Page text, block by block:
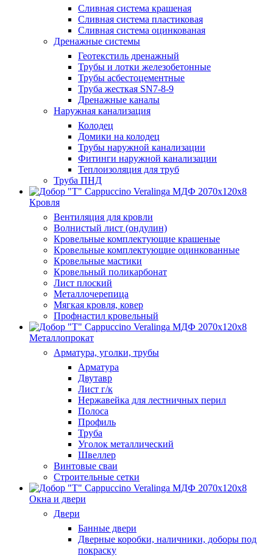
Сливная система крашеная
Сливная система пластиковая
Сливная система оцинкованая
Дренажные системы
Геотекстиль дренажный
Трубы и лотки железобетонные
Трубы асбестоцементные
Труба жесткая SN7-8-9
Дренажные каналы
Наружная канализация
Колодец
Домики на колодец
Трубы наружной канализации
Фитинги наружной канализации
Теплоизоляция для труб
Труба ПНД
Кровля
Вентиляция для кровли
Волнистый лист (ондулин)
Кровельные комплектующие крашеные
Кровельные комплектующие оцинкованные
Кровельные мастики
Кровельный поликарбонат
Лист плоский
Металлочерепица
Мягкая кровля, ковер
Профнастил кровельный
Металлопрокат
Арматура, уголки, трубы
Арматура
Двутавр
Лист г/к
Нержавейка для лестничных перил
Полоса
Профиль
Труба
Уголок металлический
Швеллер
Винтовые сваи
Строительные сетки
Окна и двери
Двери
Банные двери
Дверные коробки, наличники, доборы под
покраску